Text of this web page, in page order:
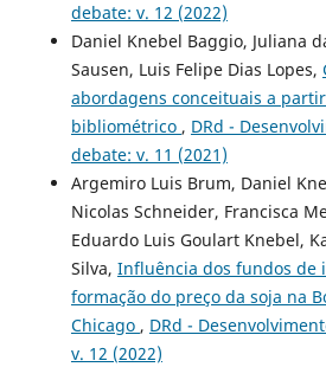
debate: v. 12 (2022)
Daniel Knebel Baggio, Juliana
Sausen, Luis Felipe Dias Lopes,
abordagens conceituais a
bibliométrico , DRd -
debate: v. 11 (2021)
Argemiro Luis Brum, Daniel
Nicolas Schneider, Francisca
Eduardo Luis Goulart Knebel,
Silva, Influência dos fundos de
formação do preço da soja na
Chicago , DRd -
v. 12 (2022)